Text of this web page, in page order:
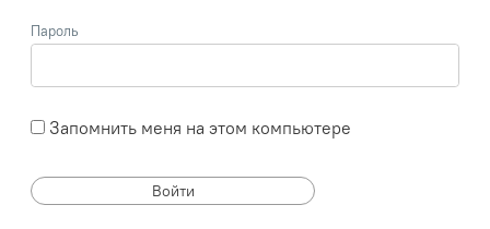
Пароль
Запомнить меня на этом компьютере